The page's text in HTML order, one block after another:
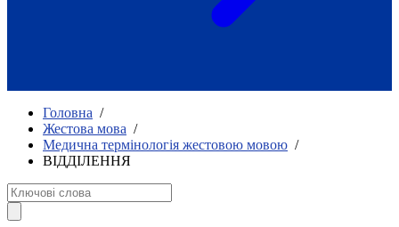
співає»
жестову мову.
УТОГ»: прийом заявок 2023
Флешмоб «Історії успіхів, які надихають»
Переклад жестовою мовою
Діяльність УТОГ
Головна /
Жестова мова /
Медична термінологія жестовою мовою /
ВІДДІЛЕННЯ